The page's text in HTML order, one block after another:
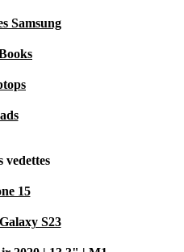
Samsung
vedettes
15
S23